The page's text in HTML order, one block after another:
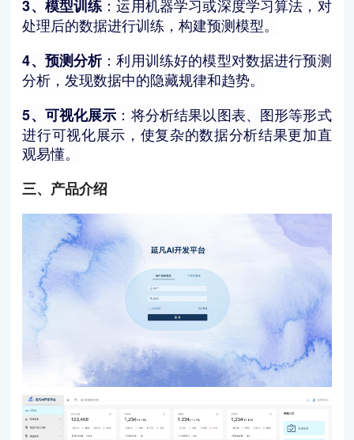
3、模型训练 ：运用机器学习或深度学习算法，对
处理后的数据进行训练，构建预测模型。
4、预测分析 ：利用训练好的模型对数据进行预测
分析，发现数据中的隐藏规律和趋势。
5、可视化展示 ：将分析结果以图表、图形等形式
进行可视化展示，使复杂的数据分析结果更加直
观易懂。
三、产品介绍